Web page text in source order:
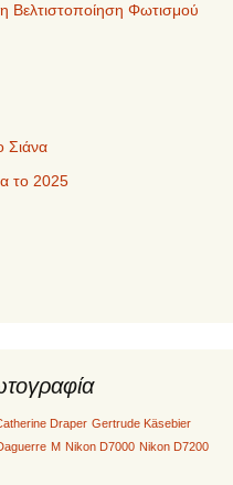
Βελτιστοποίηση Φωτισμού
Σιάνα
το 2025
Draper Gertrude Käsebier
M Nikon D7000 Nikon D7200